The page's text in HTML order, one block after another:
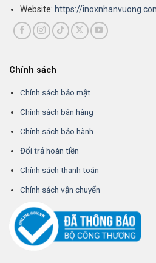
Website: https://
Chính sách
Chính sách bảo mật
Chính sách bán hàng
Chính sách bảo hành
Đổi trả hoàn tiền
Chính sách thanh toán
Chính sách vận chuyển